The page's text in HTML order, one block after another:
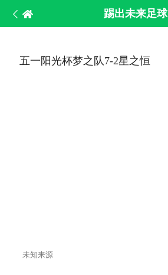
踢出未来足球
五一阳光杯梦之队7-2星之恒
未知来源